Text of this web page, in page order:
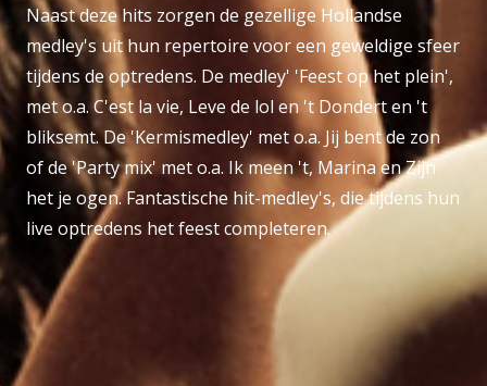
Naast deze hits zorgen de gezellige Hollandse
medley's uit hun repertoire voor een geweldige sfeer
tijdens de optredens. De medley' 'Feest op het plein',
met o.a. C'est la vie, Leve de lol en 't Dondert en 't
bliksemt. De 'Kermismedley' met o.a. Jij bent de zon
of de 'Party mix' met o.a. Ik meen 't, Marina en Zijn
het je ogen. Fantastische hit-medley's, die tijdens hun
live optredens het feest completeren.